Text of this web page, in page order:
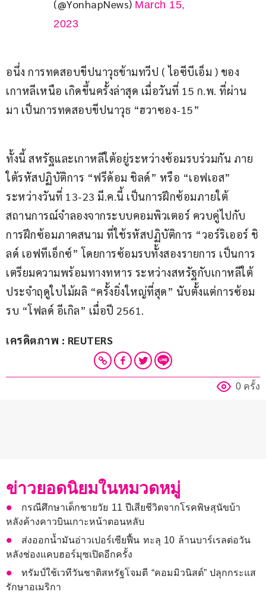
(@YonhapNews) March 15,
2023
อนึ่ง การทดสอบขีปนาวุธข้ามทวีป ( ไอซีบีเอ็ม ) ของ
เกาหลีเหนือ เกิดขึ้นครั้งล่าสุด เมื่อวันที่ 15 ก.พ. ที่ผ่าน
มา เป็นการทดสอบขีปนาวุธ “ฮวาซอง-15”
ทั้งนี้ สหรัฐและเกาหลีใต้อยู่ระหว่างซ้อมรบร่วมกัน ภาย
ใต้รหัสปฏิบัติการ “ฟรีด้อม ชิลด์” หรือ “เอฟเอส”
ระหว่างวันที่ 13-23 มี.ค.นี้ เป็นการฝึกซ้อมภายใต้
สถานการณ์จำลองจากระบบคอมพิวเตอร์ ควบคู่ไปกับ
การฝึกซ้อมภาคสนาม ที่ใช้รหัสปฏิบัติการ “วอร์ริเออร์ ชิ
ลด์ เอฟทีเอ็กซ์” โดยการซ้อมรบทั้งสองรายการ เป็นการ
เตรียมความพร้อมทางทหาร ระหว่างสหรัฐกับเกาหลีใต้
ประจำฤดูใบไม้ผลิ “ครั้งยิ่งใหญ่ที่สุด” นับตั้งแต่การซ้อม
รบ “โฟลด์ อีเกิล” เมื่อปี 2561.
เครดิตภาพ : REUTERS
0 ครั้ง
ข่าวยอดนิยมในหมวดหมู่
กรณีศึกษาเด็กชายวัย 11 ปีเสียชีวิตจากโรคพิษสุนัขบ้า
หลังค้างคาวบินเกาะหน้าตอนหลับ
ส่งออกน้ำมันอ่าวเปอร์เซียฟื้น ทะลุ 10 ล้านบาร์เรลต่อวัน
หลังช่องแคบฮอร์มุซเปิดอีกครั้ง
ทรัมป์ใช้เวทีวันชาติสหรัฐโจมตี “คอมมิวนิสต์” ปลุกกระแส
รักษาอเมริกา